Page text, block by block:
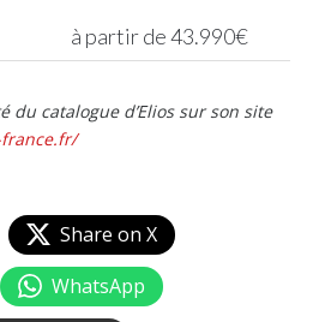
de 43.990€
du catalogue d’Elios sur son site
Share on X
WhatsApp